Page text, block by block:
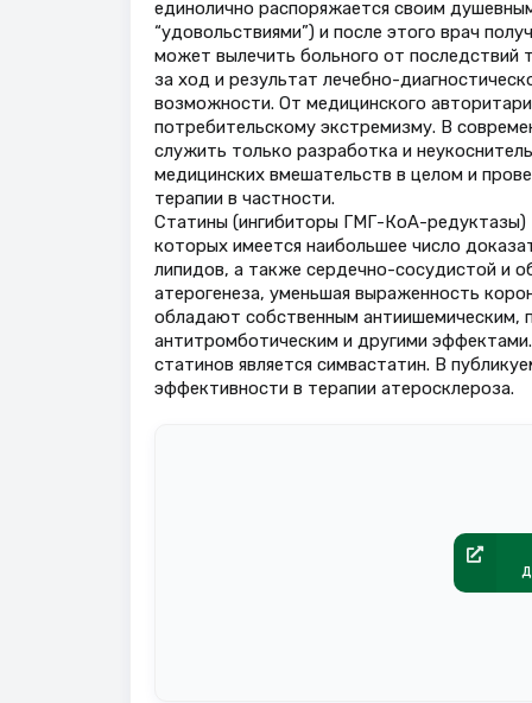
единолично распоряжается своим
“удовольствиями”) и после этого врач
может вылечить больного от последствий
за ход и результат лечебно-
возможности. От медицинского
потребительскому экстремизму. В
служить только разработка и
медицинских вмешательств в целом и
терапии в частности.
Статины (ингибиторы ГМГ-КоА-редуктазы)
которых имеется наибольшее число
липидов, а также сердечно-сосудистой и
атерогенеза, уменьшая выраженность
обладают собственным антиишемическим,
антитромботическим и другими
статинов является симвастатин. В
эффективности в терапии атеросклероза.